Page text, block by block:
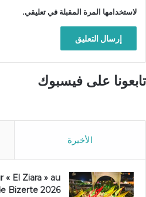
لاستخدامها المرة المقبلة في تعليقي.
تابعونا على فيسبوك
الأخيرة
El Ziara » au
Bizerte 2026